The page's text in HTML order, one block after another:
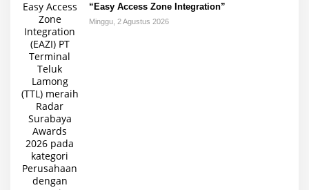
“Easy Access Zone Integration”
Minggu, 2 Agustus 2026